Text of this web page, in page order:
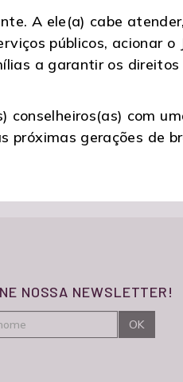
A ele(a) cabe
públicos, acionar o
a garantir os direitos
conselheiros(as) com
gerações de
NOSSA NEWSLETTER!